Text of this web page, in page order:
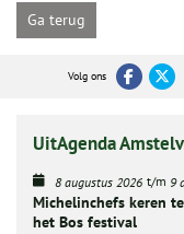
Ga terug
Volg ons
UitAgenda
8 augustus 2026 t/m 9
Michelinchefs keren
het Bos festival